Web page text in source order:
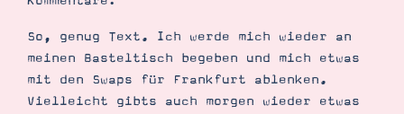
So, genug Text. Ich werde mich wieder an
meinen Basteltisch begeben und mich etwas
mit den Swaps für Frankfurt ablenken.
Vielleicht gibts auch morgen wieder etwas